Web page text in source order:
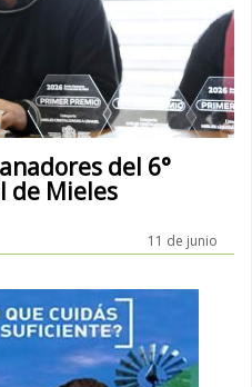
del 6°
de Mieles
11 de junio